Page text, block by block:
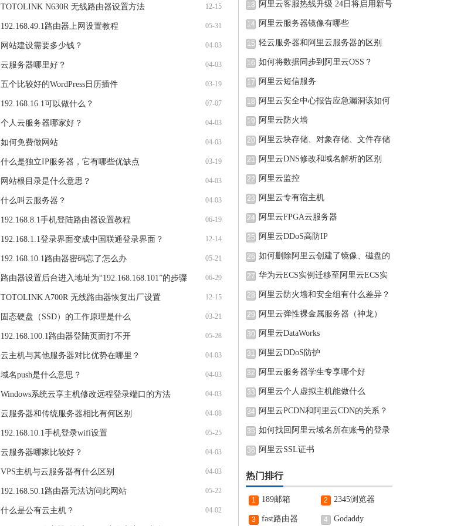
12-15
TOTOLINK N630R 无线路由器设置方法
05-31
192.168.49.1路由器上网设置教程
04-03
网站建设需要多少钱？
04-03
云服务器哪里好？
03-19
五个比较好的WordPress日历插件
07-07
192.168.16.1可以做什么？
04-03
个人云服务器哪家好？
04-03
如何免费做网站
03-19
什么是独立IP服务器，它有哪些优缺点
04-03
网站根目录是什么意思？
04-03
什么叫云服务器？
06-19
192.168.8.1手机登陆路由器设置教程
12-14
192.168.1.1登录界面变成中国联通登录界面？
05-21
192.168.10.1路由器密码忘了怎么办
06-29
路由器设置后台进入地址为“192.168.168.101”的步骤
12-15
TOTOLINK A700R 无线路由器恢复出厂设置
03-21
固态硬盘（SSD）的工作原理是什么
05-28
192.168.100.1路由器登陆页面打不开
04-03
云主机与其他服务器对比优势在哪里？
04-03
域名push是什么意思？
04-03
Windows系统云享主机修改远程登录端口的方法
04-08
云服务器和传统服务器相比有何区别
05-25
192.168.10.1手机登录wifi设置
04-03
云服务器哪家比较好？
04-03
VPS主机与云服务器有什么区别
05-22
192.168.50.1路由器无法访问此网站
04-02
什么是公有云主机？
13 阿里云客服热线升级 24日将启用新号
14 阿里云服务器镜像有哪些
15 轻云服务器和阿里云服务器的区别
16 如何将数据同步到阿里云OSS？
17 阿里云短信服务
18 阿里云安全中心报告应急漏洞该如何
19 阿里云防火墙
20 阿里云块存储、对象存储、文件存储
21 阿里云DNS修改和域名解析的区别
22 阿里云监控
23 阿里云专有宿主机
24 阿里云FPGA云服务器
25 阿里云DDoS高防IP
26 如何删除阿里云创建了镜像、磁盘的
27 华为云ECS实例迁移至阿里云ECS实
例的
28 阿里云防火墙和安全组有什么差异？
29 阿里云弹性裸金属服务器（神龙）
30 阿里云DataWorks
31 阿里云DDoS防护
32 阿里云服务器学生专享哪个好
33 阿里云个人虚拟主机能做什么
34 阿里云PCDN和阿里云CDN的关系？
35 如何找回阿里云域名所在账号的登录
36 阿里云SSL证书
热门排行
1 189邮箱 2 2345浏览器
3 fast路由器 4 Godaddy